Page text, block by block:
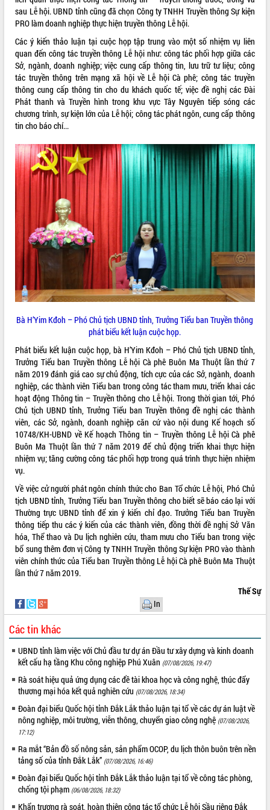
quan trọng
Bí thư Tỉnh ủy Lương Nguyễn Minh
Triết thăm, tặng quà người có công với
cách mạng
Rà soát, hoàn thiện hệ thống thiết chế
văn hóa, thể thao đáp ứng yêu cầu
phát triển mới
Thường trực HĐND tỉnh Đắk Lắk gặp
mặt Đoàn chuyên gia y tế TP. Hồ Chí
Minh
Lễ truy điệu và an táng hài cốt liệt sĩ
tại Nghĩa trang Liệt sĩ xã Sơn Hòa
Bàn giải pháp tháo gỡ khó khăn trong
xuất khẩu sầu riêng và triển khai quy
định EUDR
Thứ trưởng Bộ Nông nghiệp và Môi
trường Nguyễn Hoàng Hiệp khảo sát
vùng trồng và doanh nghiệp đóng gói
sầu riêng tại Đắk Lắk
Trình diễn nghệ thuật chế biến các
món ăn từ sầu riêng
Đắk Lắk công bố Quy hoạch và xúc
tiến đầu tư tỉnh
Ngành cá ngừ Đắk Lắk chủ động thích
ứng để giữ vững thị trường xuất khẩu
phá cơ chế - Hợp tác công tư
Đề án 06 tạo bước ngoặt đột phá trong
cải cách hành chính tỉnh Đắk Lắk
Kết nối tour, đẩy mạnh chuyển đổi số
để phát triển du lịch Đắk Lắk
Khởi động Dự án Đầu tư xây dựng hạ
tầng kỹ thuật Cụm công nghiệp Tân
Tiến
Gặp mặt các cơ quan báo chí nhân Kỷ
niệm 101 năm Ngày Báo chí Cách
mạng Việt Nam
Đắk Lắk sơ kết 4 năm triển khai thực
hiện Đề án 06 của Chính phủ
Họp báo thông tin về Hội nghị Công bố
Quy hoạch và Xúc tiến đầu tư tỉnh Đắk
Lắk
Khơi thông điểm nghẽn, đẩy nhanh
hoạch tỉnh thời kỳ 2021-2030
Hội thảo góp ý hồ sơ điều chỉnh quy
hoạch tỉnh Đắk Lắk thời kỳ 2021-2030,
tầm nhìn đến năm 2050
Nâng cao hiệu quả hoạt động của các
doanh nghiệp nhà nước
Hội nghị triển khai kết nối mạng
quan Đảng, Nhà nước
Lễ phát động chuỗi hoạt động chung
tay làm sạch môi trường
Xã Ea Kar bước chuyển mình trong
công tác cải cách hành chính mô hình
mới
UBND tỉnh họp báo định kỳ tháng 4
năm 2026
LIÊN KẾT WEB
Hôm nay: 15273
Tất cả: 66060596
sau Lễ hội. UBND tỉnh cũng đã chọn Công ty TNHH Truyền thông Sự kiện
PRO làm doanh nghiệp thực hiện truyền thông Lễ hội.
Các ý kiến thảo luận tại cuộc họp tập trung vào một số nhiệm vụ liên
quan đến công tác truyền thông Lễ hội như: công tác phối hợp giữa các
Sở, ngành, doanh nghiệp; việc cung cấp thông tin, lưu trữ tư liệu; công
tác truyền thông trên mạng xã hội về Lễ hội Cà phê; công tác truyền
thông cung cấp thông tin cho du khách quốc tế; việc đề nghị các Đài
Phát thanh và Truyền hình trong khu vực Tây Nguyên tiếp sóng các
chương trình, sự kiện lớn của Lễ hội; công tác phát ngôn, cung cấp thông
tin cho báo chí...
Bà H’Yim Kđoh – Phó Chủ tịch UBND tỉnh, Trưởng Tiểu ban Truyền thông
phát biểu kết luận cuộc họp.
Phát biểu kết luận cuộc họp, bà H’Yim Kđoh – Phó Chủ tịch UBND tỉnh,
Trưởng Tiểu ban Truyền thông Lễ hội Cà phê Buôn Ma Thuột lần thứ 7
năm 2019 đánh giá cao sự chủ động, tích cực của các Sở, ngành, doanh
nghiệp, các thành viên Tiểu ban trong công tác tham mưu, triển khai các
hoạt động Thông tin – Truyền thông cho Lễ hội. Trong thời gian tới, Phó
Chủ tịch UBND tỉnh, Trưởng Tiểu ban Truyền thông đề nghị các thành
viên, các Sở, ngành, doanh nghiệp căn cứ vào nội dung Kế hoạch số
10748/KH-UBND về Kế hoạch Thông tin – Truyền thông Lễ hội Cà phê
Buôn Ma Thuột lần thứ 7 năm 2019 để chủ động triển khai thực hiện
nhiệm vụ; tăng cường công tác phối hợp trong quá trình thực hiện nhiệm
vụ.
Về việc cử người phát ngôn chính thức cho Ban Tổ chức Lễ hội, Phó Chủ
tịch UBND tỉnh, Trưởng Tiểu ban Truyền thông cho biết sẽ báo cáo lại với
Thường trực UBND tỉnh để xin ý kiến chỉ đạo. Trưởng Tiểu ban Truyền
thông tiếp thu các ý kiến của các thành viên, đồng thời đề nghị Sở Văn
hóa, Thể thao và Du lịch nghiên cứu, tham mưu cho Tiểu ban trong việc
bổ sung thêm đơn vị Công ty TNHH Truyền thông Sự kiện PRO vào thành
viên chính thức của Tiểu ban Truyền thông Lễ hội Cà phê Buôn Ma Thuột
lần thứ 7 năm 2019.
Thế Sự
In
Các tin khác
UBND tỉnh làm việc với Chủ đầu tư dự án Đầu tư xây dựng và kinh doanh
kết cấu hạ tầng Khu công nghiệp Phú Xuân (07/08/2026, 19:47)
Rà soát hiệu quả ứng dụng các đề tài khoa học và công nghệ, thúc đẩy
thương mại hóa kết quả nghiên cứu (07/08/2026, 18:34)
Đoàn đại biểu Quốc hội tỉnh Đắk Lắk thảo luận tại tổ về các dự án luật về
nông nghiệp, môi trường, viễn thông, chuyển giao công nghệ (07/08/2026,
17:12)
Ra mắt “Bản đồ số nông sản, sản phẩm OCOP, du lịch thôn buôn trên nền
tảng số của tỉnh Đắk Lắk” (07/08/2026, 16:46)
Đoàn đại biểu Quốc hội tỉnh Đắk Lắk thảo luận tại tổ về công tác phòng,
chống tội phạm (06/08/2026, 18:32)
Khẩn trương rà soát, hoàn thiện công tác tổ chức Lễ hội Sầu riêng Đắk